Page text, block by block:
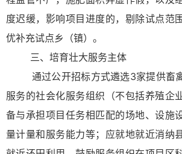
度迟缓，影响项目进度的，剔除试点范
优补充试点乡（镇）。
三、培育壮大服务主体
通过公开招标方式遴选3家提供畜禽
服务的社会化服务组织（不包括养殖企
备与承担项目任务相匹配的场地、设施
量计量和服务能力等；应就地就近消纳